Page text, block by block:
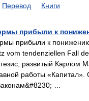
Перевод Книги
прибыли к
прибыли к
vom tendenziellen Fall
развитый Карлом
работы «Капитал».
…